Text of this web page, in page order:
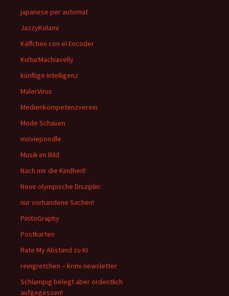
japanese per automat
JazzyKolami
Käffchen con el Encoder
KulturMachiavelly
künftige Intelligenz
MalerVirus
Medienkompetenzverein
Mode Schauen
moviepoodle
Musik im Bild
Nach mir die Kindheit!
Neue olympische Disziplin:
nur vorhandene Sachen!
PinXoGraphy
Postkarten
Rate My Abstand zu KI
reingretchen – krimi newsletter
Schlampig belegt aber ordentlich
aufgegessen!